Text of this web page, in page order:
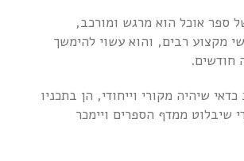
ספר אוכל הוא מרגש ומורכב,
מקצוע רבים, והוא עשוי להימשך
חודשים.
שיהיה מקורי וייחודי, הן בתכניו
שיבלוט ממדף הספרים ויימכר